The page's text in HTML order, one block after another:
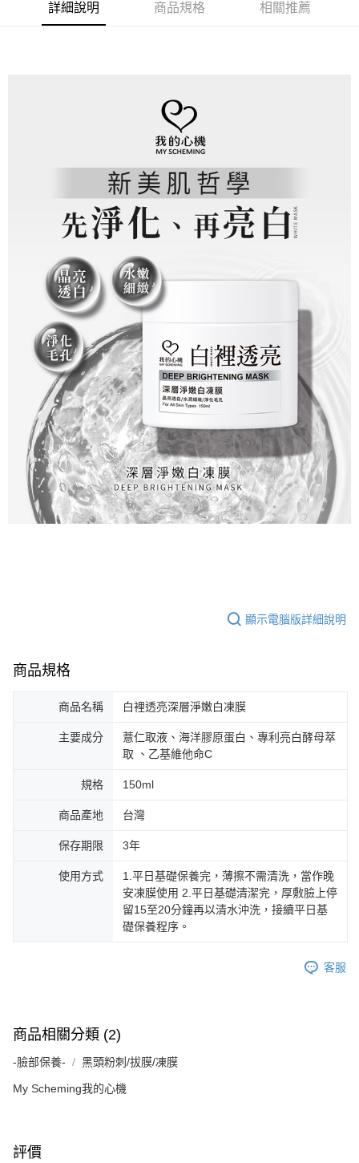
２．訂單成立數日內，您將收到繳費通知簡訊。
３．收到繳費通知簡訊後14天內，點擊此簡訊中的連結，可透過四大超商／
※ 交易是否成功請以「AFTEE先享後付 」之結帳頁面顯示為準，若有關於
是否繳費成功／繳費後需取消欲退款等相關疑問，請聯繫「AFTEE先享後付
https://netprotections.freshdesk.com/support/home
１．透過由恩沛科技股份有限公司提供之「AFTEE先享後付」服務完成之交
易，需依本服務之必要範圍內提供個人資料，並將交易相關給付款項請求債
權轉讓予恩沛科技股份有限公司。
２．關於個人資料處理事宜，請瀏覽以下網址：
https://aftee.tw/terms/#terms3
３．未成年的使用者請事先徵得法定代理人或監護人之同意方可使用
「AFTEE先享後付」，若未經同意申辦者引起之損失，本公司不負相關責
４．使用「AFTEE先享後付」時，將依據個別帳號之用戶狀況，依本公司即
時審查核予不同之上限額度；若仍有額度不足之情形，本公司將視審查結果
請求用戶進行身份認證。
５．嚴禁一人註冊多個帳號或使用他人資訊註冊。若發現惡意使用之情形，
恩沛科技股份有限公司將有權停止該用戶之使用額度並採取法律行動。
詳細說明 商品規格 相關推薦
顯示電腦版詳細說明
商品規格
商品名稱 白裡透亮深層淨嫩白凍膜
主要成分
薏仁取液、海洋膠原蛋白、專利亮白酵母萃
取 、乙基維他命C
規格 150ml
商品產地 台灣
保存期限 3年
使用方式
1.平日基礎保養完，薄擦不需清洗，當作晚
安凍膜使用 2.平日基礎清潔完，厚敷臉上停
留15至20分鐘再以清水沖洗，接續平日基
礎保養程序。
客服
商品相關分類 (2)
-臉部保養- 黑頭粉刺/拔膜/凍膜
My Scheming我的心機
評價